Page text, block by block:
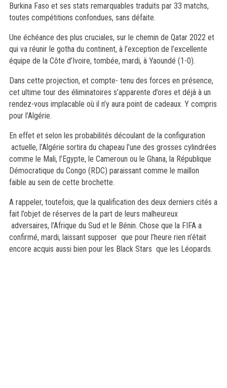
Burkina Faso et ses stats remarquables traduits par 33 matchs,
toutes compétitions confondues, sans défaite.
Une échéance des plus cruciales, sur le chemin de Qatar 2022 et
qui va réunir le gotha du continent, à l’exception de l’excellente
équipe de la Côte d’Ivoire, tombée, mardi, à Yaoundé (1-0).
Dans cette projection, et compte- tenu des forces en présence,
cet ultime tour des éliminatoires s’apparente d’ores et déjà à un
rendez-vous implacable où il n’y aura point de cadeaux. Y compris
pour l’Algérie.
En effet et selon les probabilités découlant de la configuration
actuelle, l’Algérie sortira du chapeau l’une des grosses cylindrées
comme le Mali, l’Egypte, le Cameroun ou le Ghana, la République
Démocratique du Congo (RDC) paraissant comme le maillon
faible au sein de cette brochette.
A rappeler, toutefois, que la qualification des deux derniers cités a
fait l’objet de réserves de la part de leurs malheureux
adversaires, l’Afrique du Sud et le Bénin. Chose que la FIFA a
confirmé, mardi, laissant supposer que pour l’heure rien n’était
encore acquis aussi bien pour les Black Stars que les Léopards.